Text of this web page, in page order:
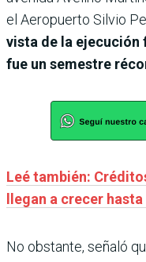
el Aeropuerto Silvio
vista de la ejecución
fue un semestre
Leé también:
llegan a crecer hasta
No obstante, señaló